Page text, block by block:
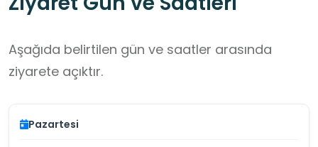
Aşağıda belirtilen gün ve saatler arasında
ziyarete açıktır.
Pazartesi